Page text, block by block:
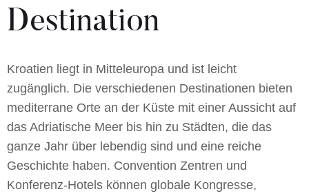
Destination
Kroatien liegt in Mitteleuropa und ist leicht
zugänglich. Die verschiedenen Destinationen bieten
mediterrane Orte an der Küste mit einer Aussicht auf
das Adriatische Meer bis hin zu Städten, die das
ganze Jahr über lebendig sind und eine reiche
Geschichte haben. Convention Zentren und
Konferenz-Hotels können globale Kongresse,